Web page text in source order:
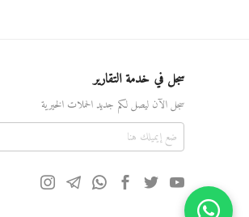
سجل في خدمة التقارير
سجل الآن ليصل لكم جديد الحملات الخيرية